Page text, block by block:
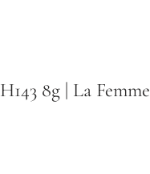
8g | La Femme